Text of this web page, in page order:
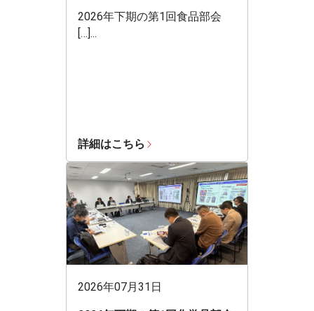
2026年下期の第1回食品部会
[…]...
詳細はこちら
2026年07月31日